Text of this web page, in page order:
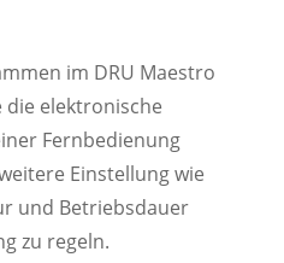
im DRU Maestro
elektronische
Fernbedienung
Einstellung wie
und Betriebsdauer
zu regeln.